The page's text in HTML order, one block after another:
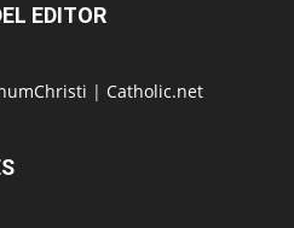
EDITOR
| Catholic.net